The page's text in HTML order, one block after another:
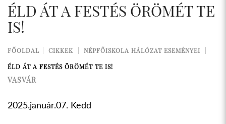
ÉLD ÁT A FESTÉS ÖRÖMÉT TE
IS!
FŐOLDAL CIKKEK
NÉPFŐISKOLA HÁLÓZAT ESEMÉNYEI
ÉLD ÁT A FESTÉS ÖRÖMÉT TE IS!
VASVÁR
2025.január.07. Kedd